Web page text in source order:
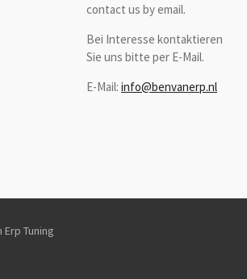
contact us by email.
Bei Interesse kontaktieren
Sie uns bitte per E-Mail.
E-Mail: info@benvanerp.nl
Erp Tuning